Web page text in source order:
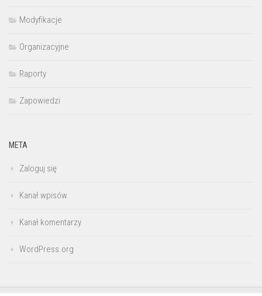
Modyfikacje
Organizacyjne
Raporty
Zapowiedzi
META
Zaloguj się
Kanał wpisów
Kanał komentarzy
WordPress.org